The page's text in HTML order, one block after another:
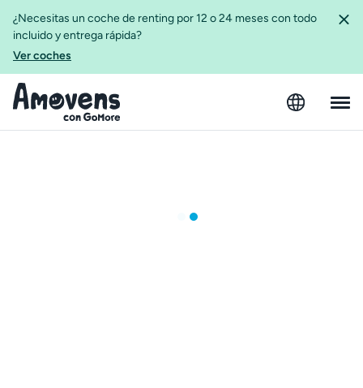
¿Necesitas un coche de renting por 12 o 24 meses con todo
incluido y entrega rápida?
Ver coches